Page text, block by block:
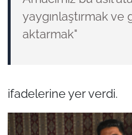
yaygınlaştırmak
aktarmak"
ifadelerine yer verdi.